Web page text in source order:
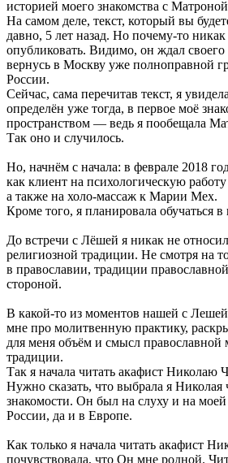
историей моего знакомства с
На самом деле, текст, который вы
давно, 5 лет назад. Но почему-то
опубликовать. Видимо, он ждал
вернусь в Москву уже полноправной
России.
Сейчас, сама перечитав текст, я
определён уже тогда, в первое моё
пространством — ведь я пообещала
Так оно и случилось.
Но, начнём с начала: в феврале 2018
как клиент на психологическую
а также на холо-массаж к Марии Мех.
Кроме того, я планировала обучаться
До встречи с Лёшей я никак не
религиозной традиции. Не смотря на
в православии, традиции
стороной.
В какой-то из моментов нашей с Лешей
мне про молитвенную практику,
для меня объём и смысл православной
традиции.
Так я начала читать акафист Николаю
Нужно сказать, что выбрала я Николая
знакомости. Он был на слуху и на
России, да и в Европе.
Как только я начала читать акафист
почувствовала, что Он мне родной.